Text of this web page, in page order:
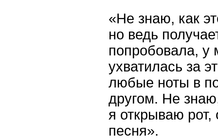
«Не знаю, как
но ведь
попробовала, у
ухватилась за
любые ноты в
другом. Не
я открываю рот,
песня».